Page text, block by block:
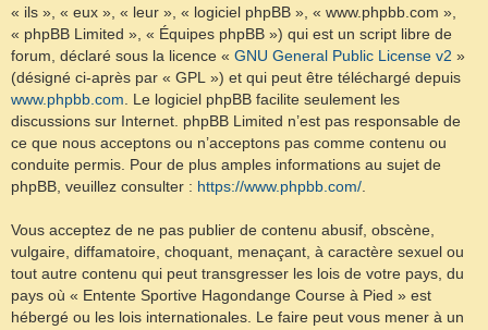
« ils », « eux », « leur », « logiciel phpBB », « www.phpbb.com »,
« phpBB Limited », « Équipes phpBB ») qui est un script libre de
forum, déclaré sous la licence « GNU General Public License v2 »
(désigné ci-après par « GPL ») et qui peut être téléchargé depuis
www.phpbb.com . Le logiciel phpBB facilite seulement les
discussions sur Internet. phpBB Limited n’est pas responsable de
ce que nous acceptons ou n’acceptons pas comme contenu ou
conduite permis. Pour de plus amples informations au sujet de
phpBB, veuillez consulter : https://www.phpbb.com/
Vous acceptez de ne pas publier de contenu abusif, obscène,
vulgaire, diffamatoire, choquant, menaçant, à caractère sexuel ou
tout autre contenu qui peut transgresser les lois de votre pays, du
pays où « Entente Sportive Hagondange Course à Pied » est
hébergé ou les lois internationales. Le faire peut vous mener à un